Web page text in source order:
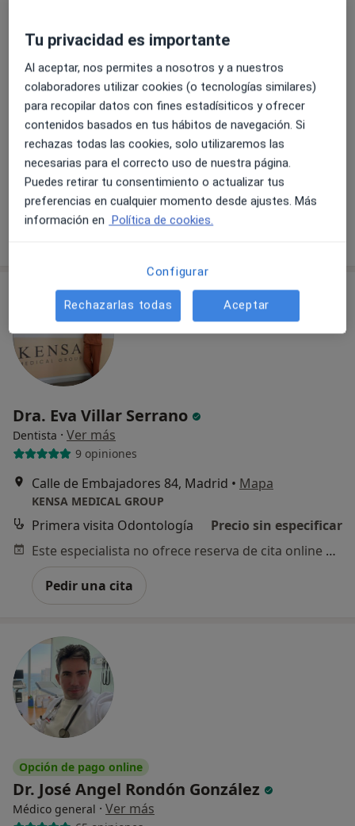
329 opiniones
Dirección 1 Dirección 2
Genista 7 28011 Madrid, Madrid •Mapa
Clínica Dental Sonrisas Saludables
Blanqueamiento dental
desde 180 €
Dra. Eva Villar Serrano
Dentista · Ver más
9 opiniones
Calle de Embajadores 84, Madrid • Mapa
KENSA MEDICAL GROUP
Primera visita Odontología
Precio sin especificar
Este especialista no ofrece reserva de cita online en esta dirección.
Pedir una cita
Opción de pago online
Dr. José Angel Rondón González
Médico general · Ver más
Tu privacidad es importante
Al aceptar, nos permites a nosotros y a nuestros
colaboradores utilizar cookies (o tecnologías similares)
para recopilar datos con fines estadísiticos y ofrecer
contenidos basados en tus hábitos de navegación. Si
rechazas todas las cookies, solo utilizaremos las
necesarias para el correcto uso de nuestra página.
Puedes retirar tu consentimiento o actualizar tus
preferencias en cualquier momento desde ajustes. Más
información en Política de cookies.
Configurar
Rechazarlas todas Aceptar